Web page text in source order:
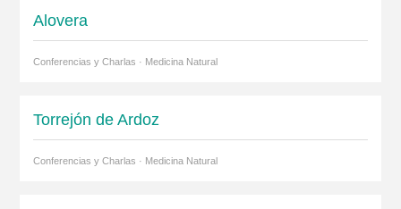
Alovera
Conferencias y Charlas · Medicina Natural
Torrejón de Ardoz
Conferencias y Charlas · Medicina Natural